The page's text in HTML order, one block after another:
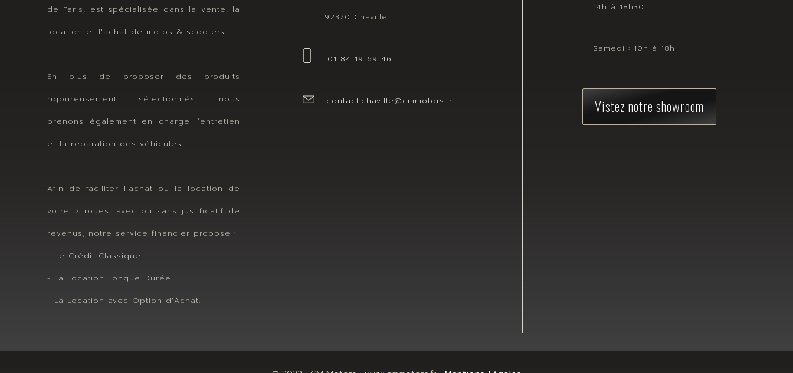
de Paris, est spécialisée dans la vente, la
location et l'achat de motos & scooters.
En plus de proposer des produits
rigoureusement sélectionnés, nous
prenons également en charge l’entretien
et la réparation des véhicules.
Afin de faciliter l'achat ou la location de
votre 2 roues, avec ou sans justificatif de
revenus, notre service financier propose :
- Le Crédit Classique.
- La Location Longue Durée.
- La Location avec Option d'Achat.
92370 Chaville
01 84 19 69 46
contact.chaville@cmmotors.fr
14h à 18h30
Samedi : 10h à 18h
Vistez notre showroom